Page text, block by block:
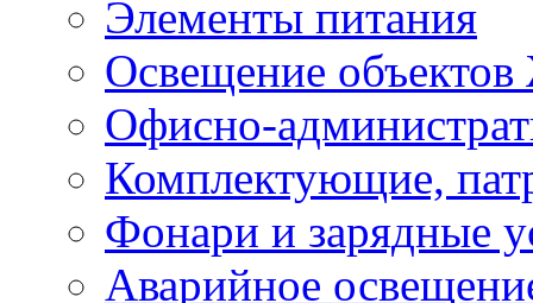
Элементы питания
Освещение
Офисно-
Комплектующие,
Фонари и зарядные
Аварийное